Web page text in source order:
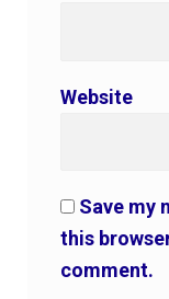
Website
Save my
this
comment.